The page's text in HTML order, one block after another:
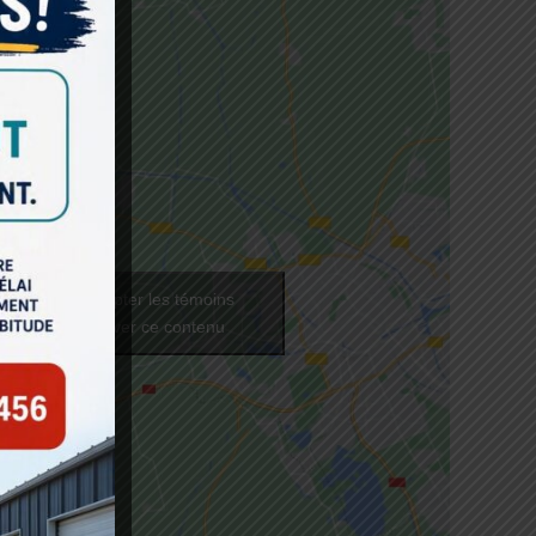
pour accepter les témoins
et activer ce contenu